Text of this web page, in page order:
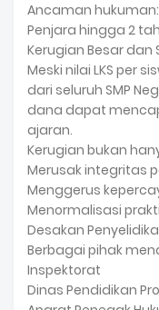
Ancaman hukuman:
Penjara hingga 2
Kerugian Besar dan
Meski nilai LKS per
dari seluruh SMP
dana dapat
ajaran.
Kerugian bukan
Merusak integritas
Menggerus
Menormalisasi
Desakan
Berbagai pihak
Inspektorat
Dinas Pendidikan